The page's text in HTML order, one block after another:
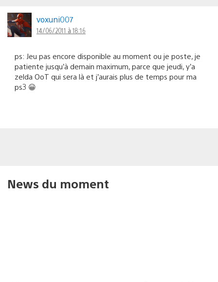
voxuni007
14/06/2011 à 18:16
ps: Jeu pas encore disponible au moment ou je poste, je
patiente jusqu’à demain maximum, parce que jeudi, y’a
zelda OoT qui sera là et j’aurais plus de temps pour ma
ps3 😀
News du moment